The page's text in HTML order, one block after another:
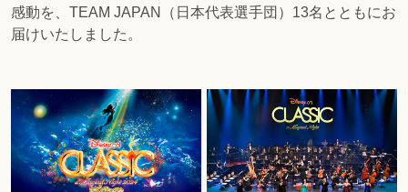
感動を、TEAM JAPAN（日本代表選手団）13名とともにお
届けいたしました。